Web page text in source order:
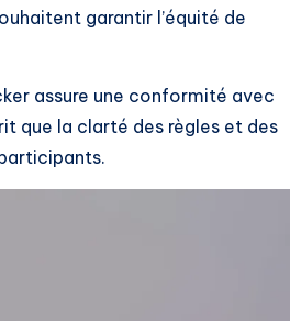
garantir l’équité de
assure une conformité avec
que la clarté des règles et des